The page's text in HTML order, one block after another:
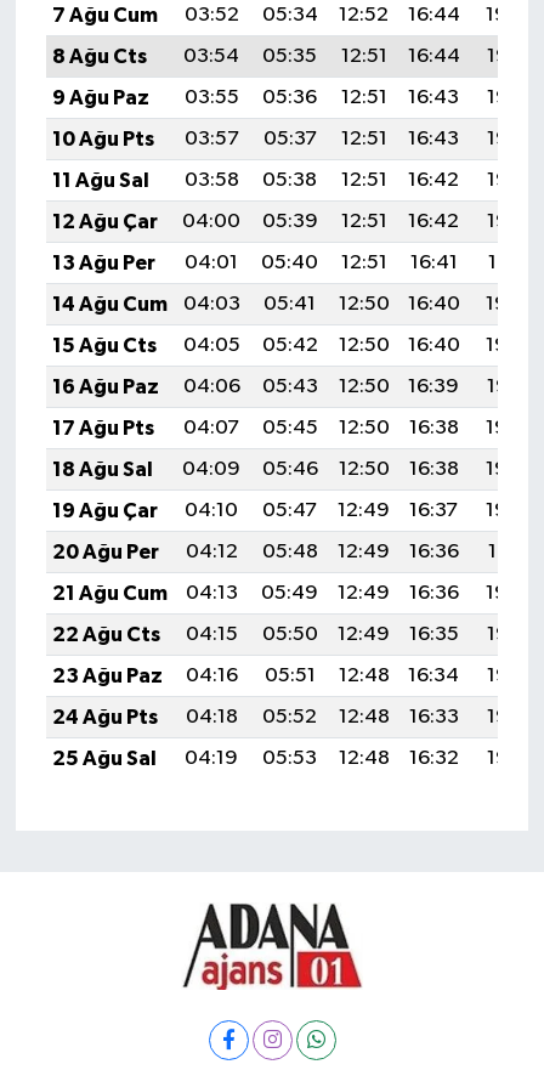
7 Ağu Cum
03:52 05:34 12:52 16:44
19:59
8 Ağu Cts
03:54 05:35 12:51 16:44
19:57
9 Ağu Paz
03:55 05:36 12:51 16:43
19:56
10 Ağu Pts
03:57 05:37 12:51 16:43
19:55
11 Ağu Sal
03:58 05:38 12:51 16:42
19:53
12 Ağu Çar
04:00 05:39 12:51 16:42
19:52
13 Ağu Per
04:01 05:40 12:51 16:41
19:51
14 Ağu Cum
04:03 05:41 12:50 16:40
19:49
15 Ağu Cts
04:05 05:42 12:50 16:40
19:48
16 Ağu Paz
04:06 05:43 12:50 16:39
19:47
17 Ağu Pts
04:07 05:45 12:50 16:38
19:45
18 Ağu Sal
04:09 05:46 12:50 16:38
19:44
19 Ağu Çar
04:10 05:47 12:49 16:37
19:42
20 Ağu Per
04:12 05:48 12:49 16:36
19:41
21 Ağu Cum
04:13 05:49 12:49 16:36
19:39
22 Ağu Cts
04:15 05:50 12:49 16:35
19:38
23 Ağu Paz
04:16 05:51 12:48 16:34
19:36
24 Ağu Pts
04:18 05:52 12:48 16:33
19:35
25 Ağu Sal
04:19 05:53 12:48 16:32 19:33